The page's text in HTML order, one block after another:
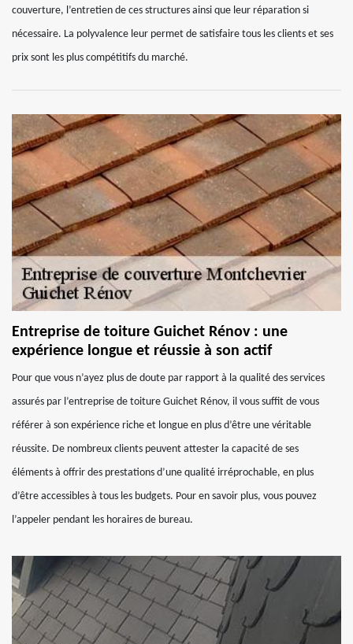
couverture, l’entretien de ces structures ainsi que leur réparation si
nécessaire. La polyvalence leur permet de satisfaire tous les clients et ses
prix sont les plus compétitifs du marché.
Entreprise de toiture Guichet Rénov : une
expérience longue et réussie à son actif
Pour que vous n’ayez plus de doute par rapport à la qualité des services
assurés par l’entreprise de toiture Guichet Rénov, il vous suffit de vous
référer à son expérience riche et longue en plus d’être une véritable
réussite. De nombreux clients peuvent attester la capacité de ses
éléments à offrir des prestations d’une qualité irréprochable, en plus
d’être accessibles à tous les budgets. Pour en savoir plus, vous pouvez
l’appeler pendant les horaires de bureau.